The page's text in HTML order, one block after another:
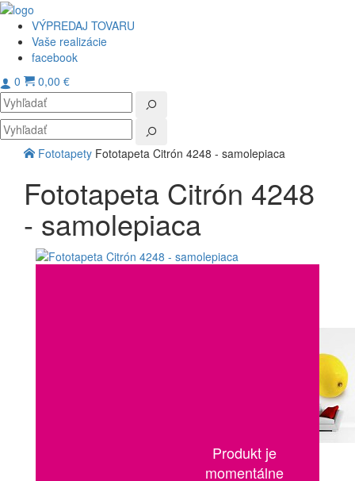
VÝPREDAJ TOVARU
Vaše realizácie
facebook
0 0,00 €
Fototapety Fototapeta Citrón 4248 - samolepiaca
Fototapeta Citrón 4248
- samolepiaca
Produkt je
momentálne